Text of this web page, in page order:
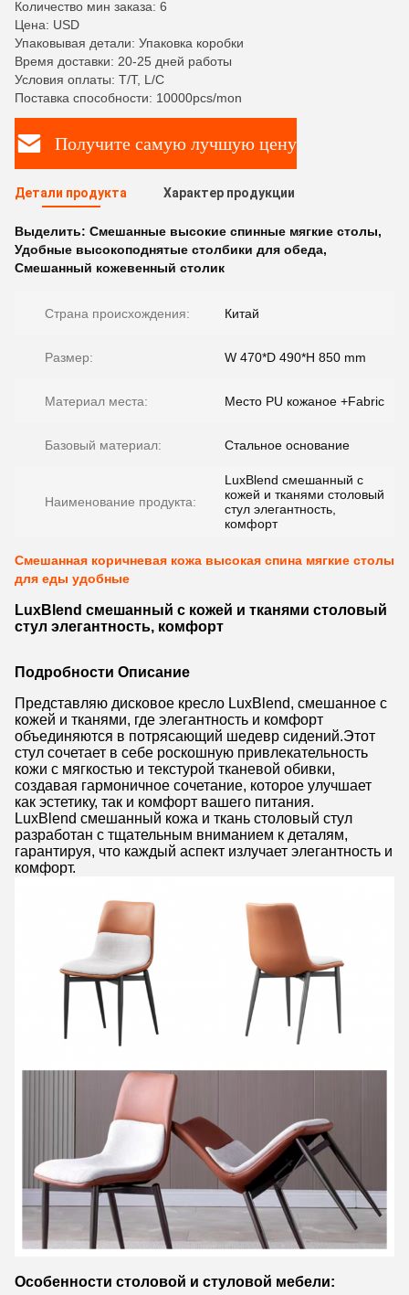
Количество мин заказа: 6
Цена: USD
Упаковывая детали: Упаковка коробки
Время доставки: 20-25 дней работы
Условия оплаты: T/T, L/C
Поставка способности: 10000pcs/mon
Получите самую лучшую цену
Детали продукта Характер продукции
Выделить: Смешанные высокие спинные мягкие столы,
Удобные высокоподнятые столбики для обеда,
Смешанный кожевенный столик
Страна происхождения: Китай
Размер: W 470*D 490*H 850 mm
Материал места: Место PU кожаное +Fabric
Базовый материал: Стальное основание
Наименование продукта:
LuxBlend смешанный с
кожей и тканями столовый
стул элегантность,
комфорт
Смешанная коричневая кожа высокая спина мягкие столы
для еды удобные
LuxBlend смешанный с кожей и тканями столовый
стул элегантность, комфорт
Подробности Описание
Представляю дисковое кресло LuxBlend, смешанное с
кожей и тканями, где элегантность и комфорт
объединяются в потрясающий шедевр сидений.Этот
стул сочетает в себе роскошную привлекательность
кожи с мягкостью и текстурой тканевой обивки,
создавая гармоничное сочетание, которое улучшает
как эстетику, так и комфорт вашего питания.
LuxBlend смешанный кожа и ткань столовый стул
разработан с тщательным вниманием к деталям,
гарантируя, что каждый аспект излучает элегантность и
комфорт.
Особенности столовой и стуловой мебели: